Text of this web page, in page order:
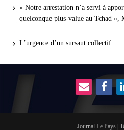
« Notre arrestation n’a servi à
quelconque plus-value au Tchad »,
L’urgence d’un sursaut collectif
Journal Le Pays |